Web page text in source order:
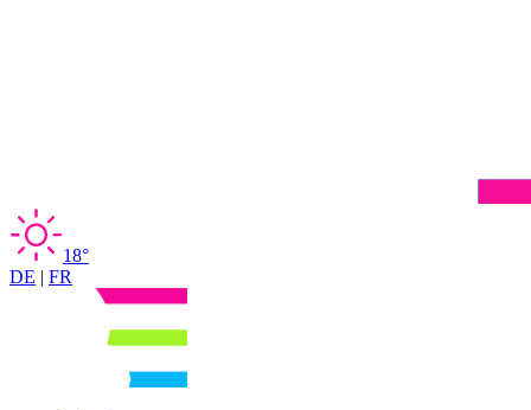
18°
DE | FR